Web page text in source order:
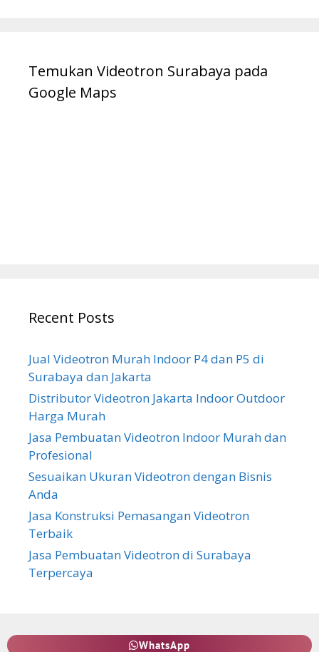
Temukan Videotron Surabaya pada
Google Maps
Recent Posts
Jual Videotron Murah Indoor P4 dan P5 di
Surabaya dan Jakarta
Distributor Videotron Jakarta Indoor Outdoor
Harga Murah
Jasa Pembuatan Videotron Indoor Murah dan
Profesional
Sesuaikan Ukuran Videotron dengan Bisnis
Anda
Jasa Konstruksi Pemasangan Videotron
Terbaik
Jasa Pembuatan Videotron di Surabaya
Terpercaya
WhatsApp